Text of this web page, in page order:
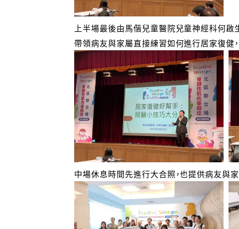
上半場最後由馬偕兒童醫院兒童神經科何
帶領病友與家屬直接練習如何進行居家復健
中場休息時間先進行大合照，也提供病友與